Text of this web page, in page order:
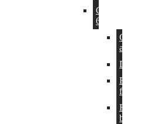
Glasplader
6 mm sort
Cirkel
afskåret
Dråbe
Firkant
flad
Flad
bue